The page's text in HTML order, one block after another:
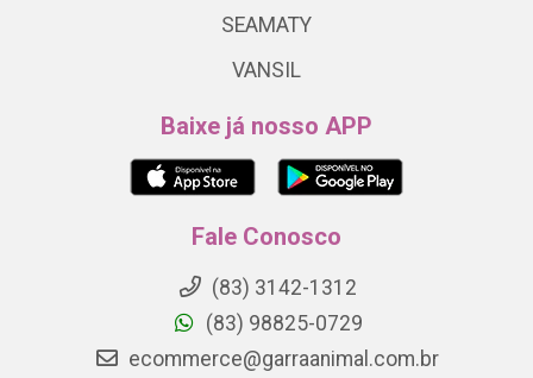
SEAMATY
VANSIL
Baixe já nosso APP
Fale Conosco
(83) 3142-1312
(83) 98825-0729
ecommerce@garraanimal.com.br